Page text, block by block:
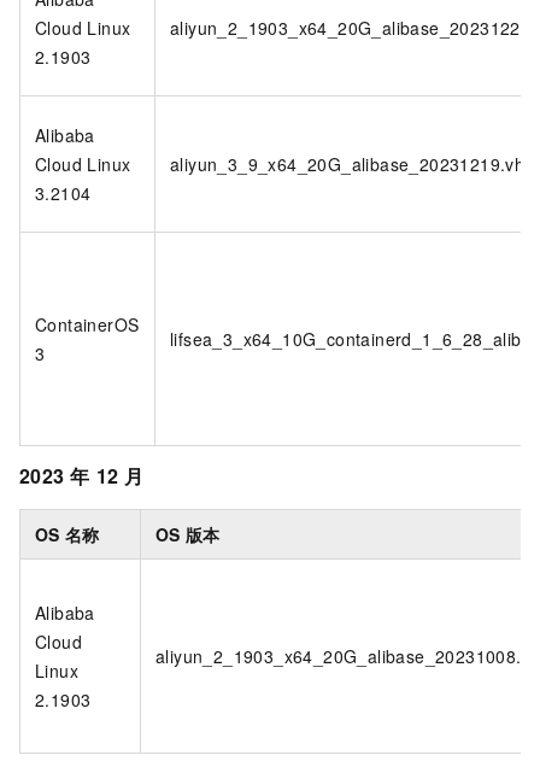
Cloud Linux
2.1903
Alibaba
Cloud Linux
3.2104
aliyun_3_9_x64_20G_alibase_20231219.vhd
ContainerOS
3
2023 年 12 月
OS 名称 OS 版本
Alibaba
Cloud
Linux
2.1903